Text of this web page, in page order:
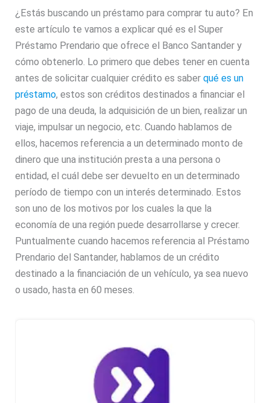
¿Estás buscando un préstamo para comprar tu auto? En
este artículo te vamos a explicar qué es el Super
Préstamo Prendario que ofrece el Banco Santander y
cómo obtenerlo. Lo primero que debes tener en cuenta
antes de solicitar cualquier crédito es saberqué es un
préstamo, estos son créditos destinados a financiar el
pago de una deuda, la adquisición de un bien, realizar un
viaje, impulsar un negocio, etc. Cuando hablamos de
ellos, hacemos referencia a un determinado monto de
dinero que una institución presta a una persona o
entidad, el cuál debe ser devuelto en un determinado
período de tiempo con un interés determinado. Estos
son uno de los motivos por los cuales la que la
economía de una región puede desarrollarse y crecer.
Puntualmente cuando hacemos referencia al Préstamo
Prendario del Santander, hablamos de un crédito
destinado a la financiación de un vehículo, ya sea nuevo
o usado, hasta en 60 meses.